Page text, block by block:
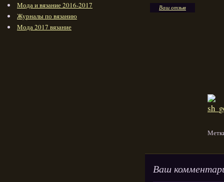
Ваш отзыв
Ваш
Мода и вязание 2016-2017
Журналы по вязанию
Мода 2017 вязание